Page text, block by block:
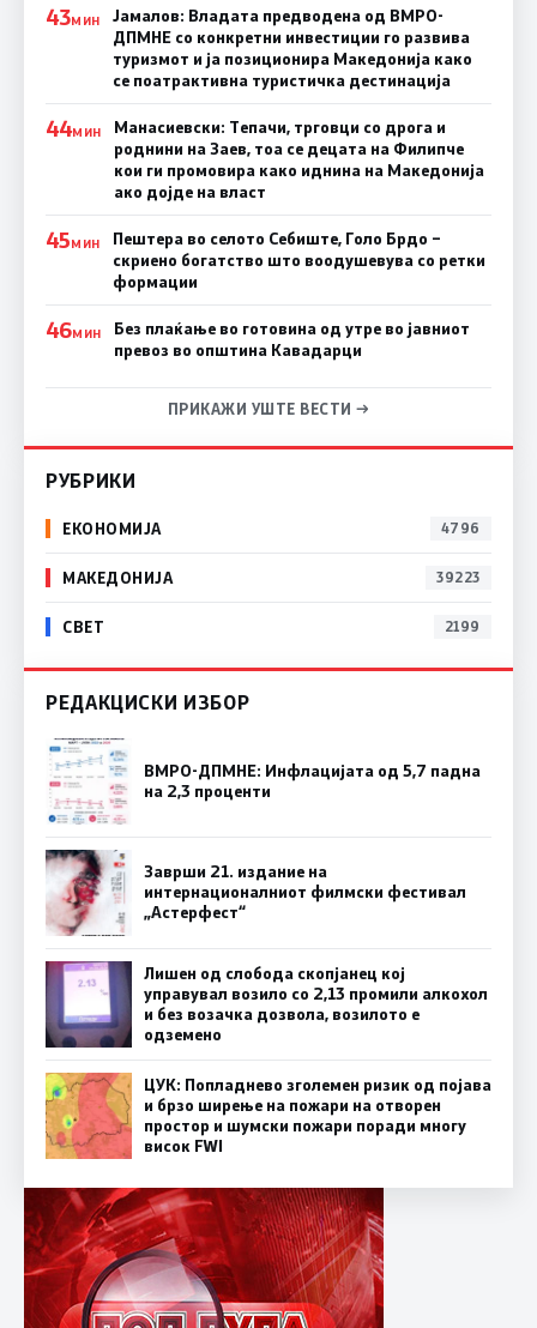
43МИН
Јамалов: Владата предводена од ВМРО-
ДПМНЕ со конкретни инвестиции го развива
туризмот и ја позиционира Македонија како
се поатрактивна туристичка дестинација
44МИН
Манасиевски: Тепачи, трговци со дрога и
роднини на Заев, тоа се децата на Филипче
кои ги промoвира како иднина на Македонија
ако дојде на власт
45МИН
Пештера во селото Себиште, Голо Брдо –
скриено богатство што воодушевува со ретки
формации
46МИН
Без плаќање во готовина од утре во јавниот
превоз во општина Кавадарци
ПРИКАЖИ УШТЕ ВЕСТИ →
РУБРИКИ
ЕКОНОМИЈА 4796
МАКЕДОНИЈА 39223
СВЕТ 2199
РЕДАКЦИСКИ ИЗБОР
ВМРО-ДПМНЕ: Инфлацијата од 5,7 падна
на 2,3 проценти
Заврши 21. издание на
интернационалниот филмски фестивал
„Астерфест“
Лишен од слобода скопјанец кој
управувал возило со 2,13 промили алкохол
и без возачка дозвола, возилото е
одземено
ЦУК: Попладнево зголемен ризик од појава
и брзо ширење на пожари на отворен
простор и шумски пожари поради многу
висок FWI